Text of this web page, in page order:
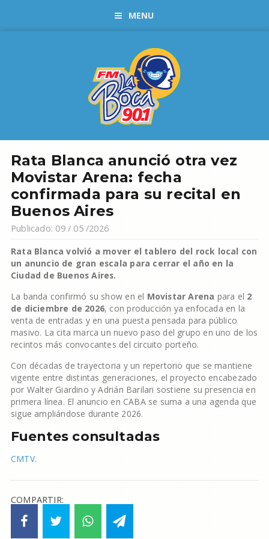
MENU
Rata Blanca anunció otra vez
Movistar Arena: fecha
confirmada para su recital en
Buenos Aires
Publicado: 09 / 05 /2026
Rata Blanca volvió a mover el tablero del rock local con
un anuncio de gran escala para cerrar el año en la
Ciudad de Buenos Aires.
La banda confirmó su show en el Movistar Arena para el 2
de diciembre de 2026, con producción ya enfocada en la
venta de entradas y en una puesta pensada para público
masivo. La cita marca un nuevo paso del grupo en uno de los
recintos más convocantes del circuito porteño.
Con décadas de trayectoria y un repertorio que se mantiene
vigente entre distintas generaciones, el proyecto encabezado
por Walter Giardino y Adrián Barilari sostiene su presencia en
primera línea. El anuncio en CABA se suma a una agenda que
sigue ampliándose durante 2026.
Fuentes consultadas
CMTV.
COMPARTIR: